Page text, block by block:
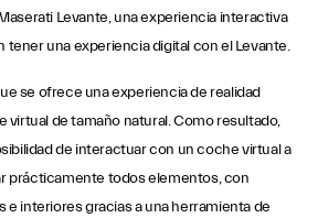
Levante, una experiencia interactiva
tener una experiencia digital con el Levante.
se ofrece una experiencia de realidad
virtual de tamaño natural. Como resultado,
de interactuar con un coche virtual a
prácticamente todos elementos, con
interiores gracias a una herramienta de